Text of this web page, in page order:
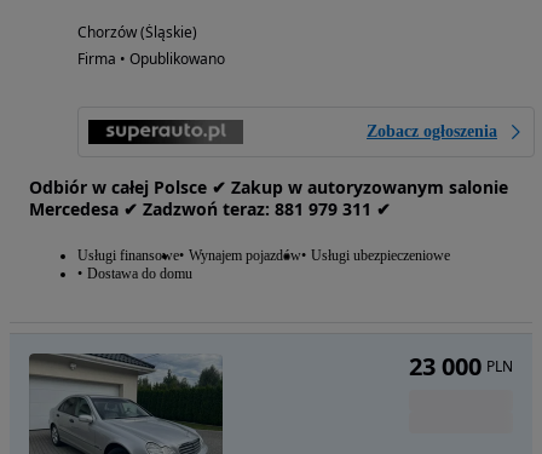
Chorzów (Śląskie)
Firma • Opublikowano
Zobacz ogłoszenia
Odbiór w całej Polsce ✔ Zakup w autoryzowanym salonie
Mercedesa ✔ Zadzwoń teraz: 881‎‎‎‎ 979 311 ✔
Usługi finansowe Wynajem pojazdów Usługi ubezpieczeniowe
Dostawa do domu
23 000 PLN